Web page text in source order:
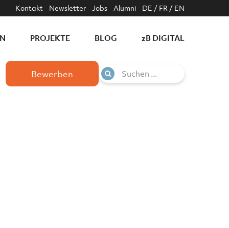
PROJEKTE BLOG zB DIGITAL
Kontakt Newsletter Jobs Alumni DE / FR / EN
Bewerben